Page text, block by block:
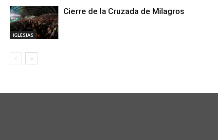
IGLESIAS
Cierre de la Cruzada de Milagros